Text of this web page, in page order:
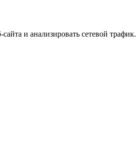
и анализировать сетевой трафик.